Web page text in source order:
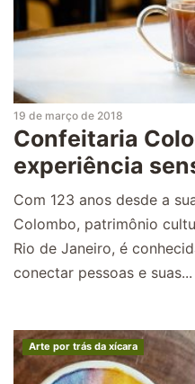
19 de março de 2018
Confeitaria
experiência
Com 123 anos desde a
Colombo, patrimônio
Rio de Janeiro, é
conectar pessoas e suas...
Arte por trás da xícara